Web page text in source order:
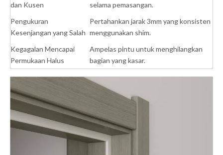
dan Kusen
selama pemasangan.
Pengukuran
Kesenjangan yang Salah
Pertahankan jarak 3mm yang konsisten
menggunakan shim.
Kegagalan Mencapai
Permukaan Halus
Ampelas pintu untuk menghilangkan
bagian yang kasar.